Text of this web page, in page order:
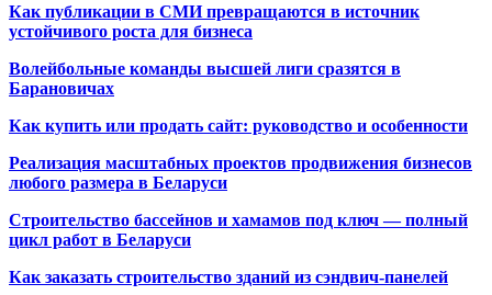
Как публикации в СМИ превращаются в источник
устойчивого роста для бизнеса
Волейбольные команды высшей лиги сразятся в
Барановичах
Как купить или продать сайт: руководство и особенности
Реализация масштабных проектов продвижения бизнесов
любого размера в Беларуси
Строительство бассейнов и хамамов под ключ — полный
цикл работ в Беларуси
Как заказать строительство зданий из сэндвич-панелей